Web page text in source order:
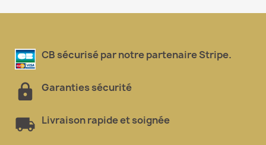
CB sécurisé par notre partenaire Stripe.
Garanties sécurité
Livraison rapide et soignée